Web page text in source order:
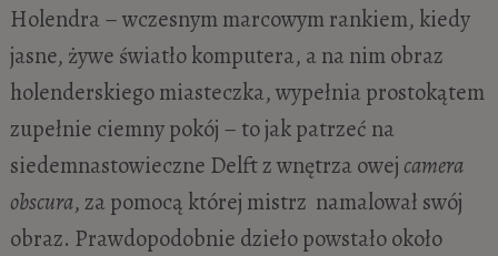
Holendra – wczesnym marcowym rankiem, kiedy
jasne, żywe światło komputera, a na nim obraz
holenderskiego miasteczka, wypełnia prostokątem
zupełnie ciemny pokój – to jak patrzeć na
siedemnastowieczne Delft z wnętrza owej camera
obscura, za pomocą której mistrz namalował swój
obraz. Prawdopodobnie dzieło powstało około